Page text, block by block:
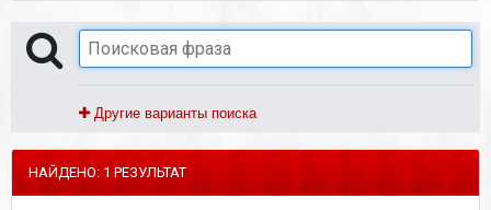
Другие варианты поиска
НАЙДЕНО: 1 РЕЗУЛЬТАТ